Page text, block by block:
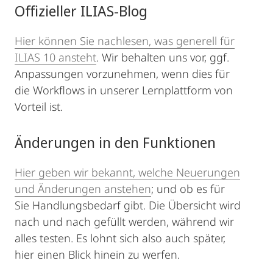
Offizieller ILIAS-Blog
Hier können Sie nachlesen, was generell für
ILIAS 10 ansteht. Wir behalten uns vor, ggf.
Anpassungen vorzunehmen, wenn dies für
die Workflows in unserer Lernplattform von
Vorteil ist.
Änderungen in den Funktionen
Hier geben wir bekannt, welche Neuerungen
und Änderungen anstehen; und ob es für
Sie Handlungsbedarf gibt. Die Übersicht wird
nach und nach gefüllt werden, während wir
alles testen. Es lohnt sich also auch später,
hier einen Blick hinein zu werfen.